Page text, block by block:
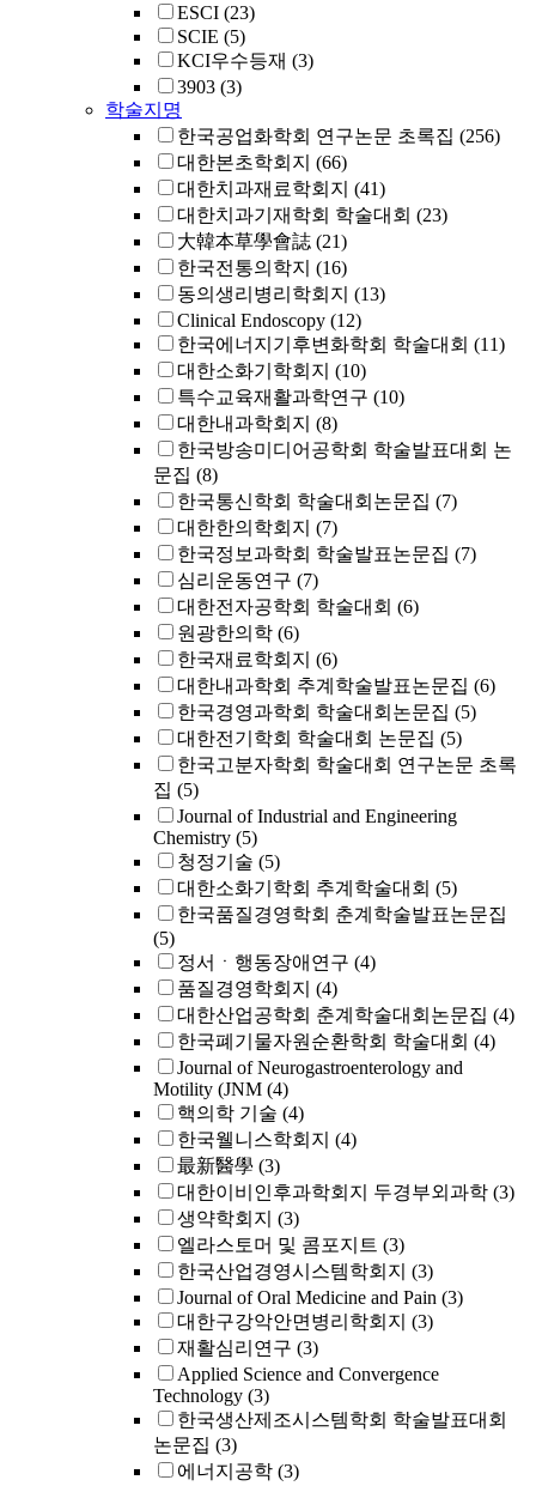
ESCI (23)
SCIE (5)
KCI우수등재 (3)
3903 (3)
학술지명
한국공업화학회 연구논문 초록집 (256)
대한본초학회지 (66)
대한치과재료학회지 (41)
대한치과기재학회 학술대회 (23)
大韓本草學會誌 (21)
한국전통의학지 (16)
동의생리병리학회지 (13)
Clinical Endoscopy (12)
한국에너지기후변화학회 학술대회 (11)
대한소화기학회지 (10)
특수교육재활과학연구 (10)
대한내과학회지 (8)
한국방송미디어공학회 학술발표대회 논
문집 (8)
한국통신학회 학술대회논문집 (7)
대한한의학회지 (7)
한국정보과학회 학술발표논문집 (7)
심리운동연구 (7)
대한전자공학회 학술대회 (6)
원광한의학 (6)
한국재료학회지 (6)
대한내과학회 추계학술발표논문집 (6)
한국경영과학회 학술대회논문집 (5)
대한전기학회 학술대회 논문집 (5)
한국고분자학회 학술대회 연구논문 초록
집 (5)
Journal of Industrial and Engineering
Chemistry (5)
청정기술 (5)
대한소화기학회 추계학술대회 (5)
한국품질경영학회 춘계학술발표논문집
(5)
정서ㆍ행동장애연구 (4)
품질경영학회지 (4)
대한산업공학회 춘계학술대회논문집 (4)
한국폐기물자원순환학회 학술대회 (4)
Journal of Neurogastroenterology and
Motility (JNM (4)
핵의학 기술 (4)
한국웰니스학회지 (4)
最新醫學 (3)
대한이비인후과학회지 두경부외과학 (3)
생약학회지 (3)
엘라스토머 및 콤포지트 (3)
한국산업경영시스템학회지 (3)
Journal of Oral Medicine and Pain (3)
대한구강악안면병리학회지 (3)
재활심리연구 (3)
Applied Science and Convergence
Technology (3)
한국생산제조시스템학회 학술발표대회
논문집 (3)
에너지공학 (3)